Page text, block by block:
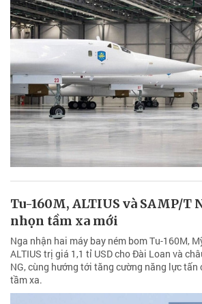
Tu-160M, ALTIUS và SAMP/T
nhọn tầm xa mới
Nga nhận hai máy bay ném bom Tu-160M,
ALTIUS trị giá 1,1 tỉ USD cho Đài Loan và
NG, cùng hướng tới tăng cường năng lực tấn
tầm xa.